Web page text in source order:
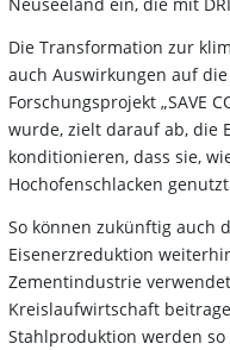
Die Transformation zur
auch Auswirkungen auf
Forschungsprojekt „SAVE
wurde, zielt darauf ab, die
konditionieren, dass sie,
Hochofenschlacken
So können zukünftig auch
Eisenerzreduktion
Zementindustrie
Kreislaufwirtschaft
Stahlproduktion werden